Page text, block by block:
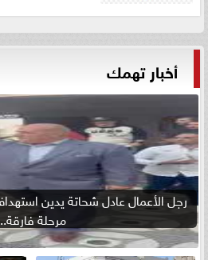
أخبار تهمك
رجل الأعمال عادل شحاتة يدين
مرحلة